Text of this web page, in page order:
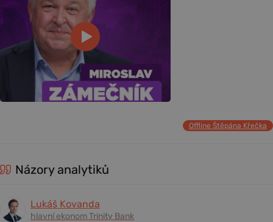
Offline Štěpána Křečka
Názory analytiků
Lukáš Kovanda
hlavní ekonom Trinity Bank